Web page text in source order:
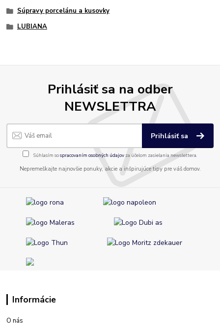
Súpravy porcelánu a kusovky
LUBIANA
Prihlásiť sa na odber
NEWSLETTRA
Prihlásiť sa
Súhlasím sospracovaním osobných údajov za účelom zasielania newslettera.
Nepremeškajte najnovšie ponuky, akcie a inšpirujúce tipy pre váš domov.
Informácie
O nás